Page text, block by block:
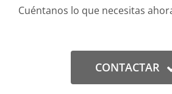
Cuéntanos lo que necesitas
CONTACTAR